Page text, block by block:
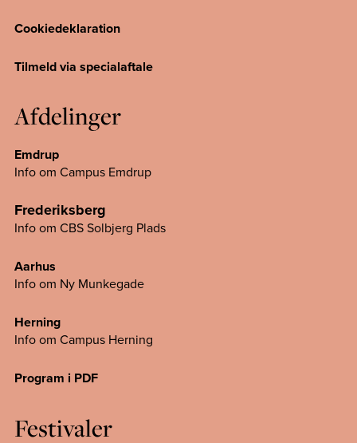
Cookiedeklaration
Tilmeld via specialaftale
Afdelinger
Emdrup
Info om Campus Emdrup
Frederiksberg
Info om CBS Solbjerg Plads
Aarhus
Info om Ny Munkegade
Herning
Info om Campus Herning
Program i PDF
Festivaler